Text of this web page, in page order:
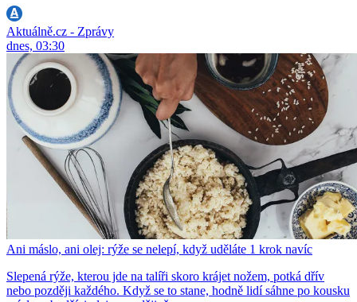
Aktuálně.cz - Zprávy
dnes, 03:30
Ani máslo, ani olej: rýže se nelepí, když uděláte 1 krok navíc
Slepená rýže, kterou jde na talíři skoro krájet nožem, potká dřív
nebo později každého. Když se to stane, hodně lidí sáhne po kousku